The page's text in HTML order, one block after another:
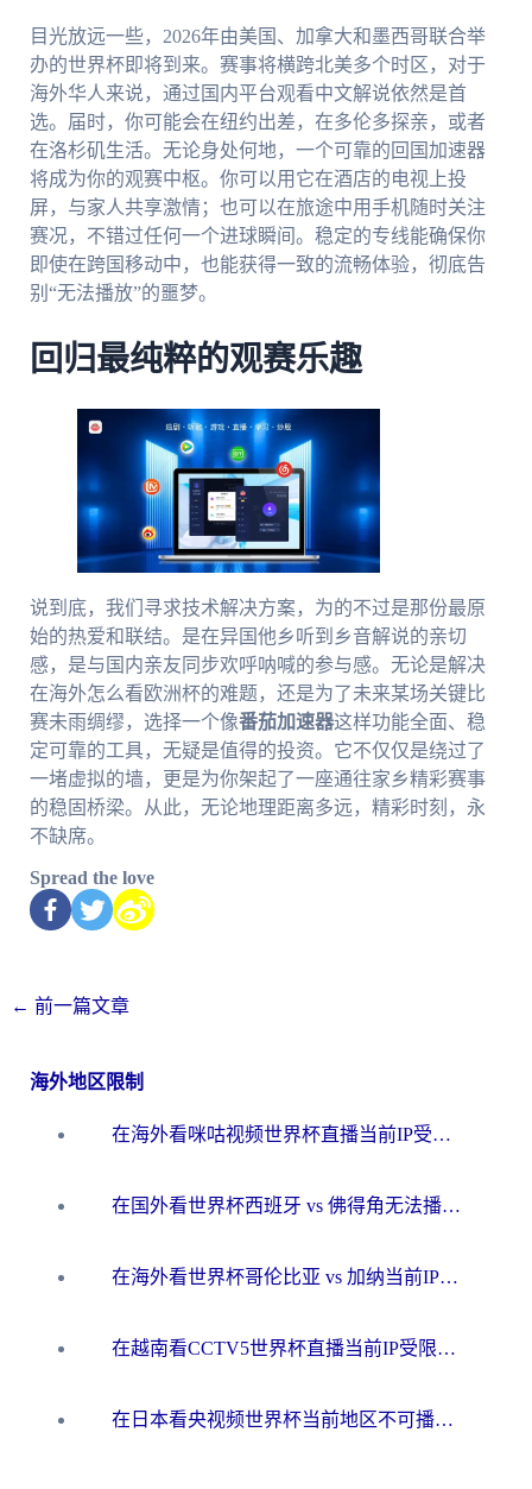
目光放远一些，2026年由美国、加拿大和墨西哥联合举
办的世界杯即将到来。赛事将横跨北美多个时区，对于
海外华人来说，通过国内平台观看中文解说依然是首
选。届时，你可能会在纽约出差，在多伦多探亲，或者
在洛杉矶生活。无论身处何地，一个可靠的回国加速器
将成为你的观赛中枢。你可以用它在酒店的电视上投
屏，与家人共享激情；也可以在旅途中用手机随时关注
赛况，不错过任何一个进球瞬间。稳定的专线能确保你
即使在跨国移动中，也能获得一致的流畅体验，彻底告
别“无法播放”的噩梦。
回归最纯粹的观赛乐趣
说到底，我们寻求技术解决方案，为的不过是那份最原
始的热爱和联结。是在异国他乡听到乡音解说的亲切
感，是与国内亲友同步欢呼呐喊的参与感。无论是解决
在海外怎么看欧洲杯的难题，还是为了未来某场关键比
赛未雨绸缪，选择一个像番茄加速器这样功能全面、稳
定可靠的工具，无疑是值得的投资。它不仅仅是绕过了
一堵虚拟的墙，更是为你架起了一座通往家乡精彩赛事
的稳固桥梁。从此，无论地理距离多远，精彩时刻，永
不缺席。
Spread the love
← 前一篇文章
海外地区限制
在海外看咪咕视频世界杯直播当前IP受限制？这篇指南帮你搞定所有体育赛事观看难题
在国外看世界杯西班牙 vs 佛得角无法播放？这篇指南帮你解锁所有中文体育直播
在海外看世界杯哥伦比亚 vs 加纳当前IP受限制？这篇指南帮你流畅看中文解说赛事
在越南看CCTV5世界杯直播当前IP受限制？海外党体育观赛终极指南来了
在日本看央视频世界杯当前地区不可播放？海外党体育观赛终极指南